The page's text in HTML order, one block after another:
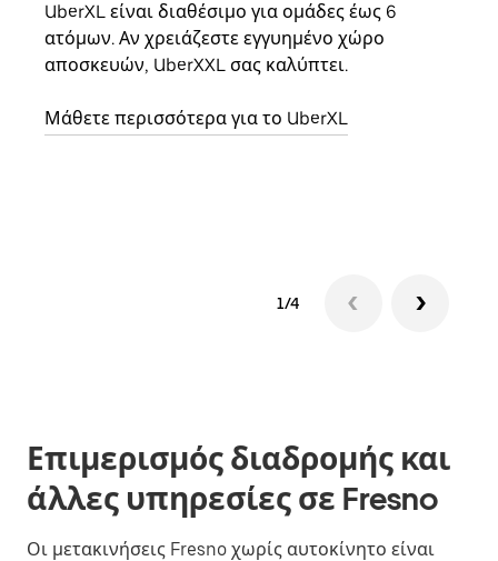
UberXL είναι διαθέσιμο για ομάδες έως 6
ατόμων. Αν χρειάζεστε εγγυημένο χώρο
αποσκευών, UberXXL σας καλύπτει.
Μάθετε περισσότερα για το UberXL
1/4
Επιμερισμός διαδρομής και
άλλες υπηρεσίες σε Fresno
Οι μετακινήσεις Fresno χωρίς αυτοκίνητο είναι